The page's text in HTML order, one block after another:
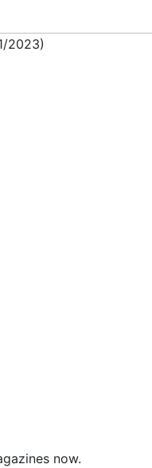
now.